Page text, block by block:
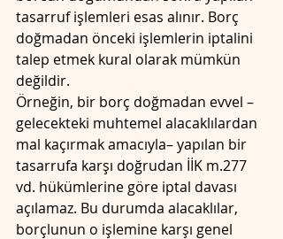
tasarruf işlemleri esas alınır. Borç
doğmadan önceki işlemlerin iptalini
talep etmek kural olarak mümkün
değildir.
Örneğin, bir borç doğmadan evvel –
gelecekteki muhtemel alacaklılardan
mal kaçırmak amacıyla– yapılan bir
tasarrufa karşı doğrudan İİK m.277
vd. hükümlerine göre iptal davası
açılamaz. Bu durumda alacaklılar,
borçlunun o işlemine karşı genel